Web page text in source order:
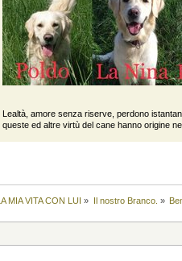
Lealtà, amore senza riserve, perdono
queste ed altre virtù del cane hanno origine
LA MIA VITA CON LUI » Il nostro Branco. »